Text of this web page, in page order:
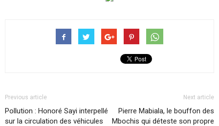
Previous article
Pollution : Honoré Sayi interpellé
sur la circulation des véhicules
Next article
Pierre Mabiala, le bouffon des
Mbochis qui déteste son propre